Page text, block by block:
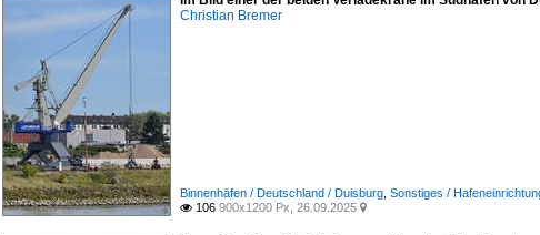
Christian Bremer
Binnenhäfen / Deutschland / Duisburg Sonstiges /
 106 900x1200 Px, 26.09.2025 